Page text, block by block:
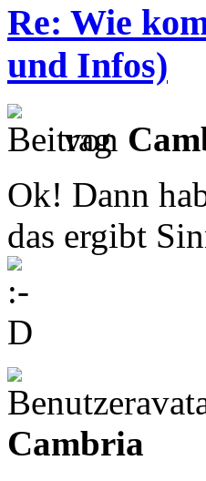
Re: Wie
und Infos)
von
Ok! Dann
das ergibt
Cambria